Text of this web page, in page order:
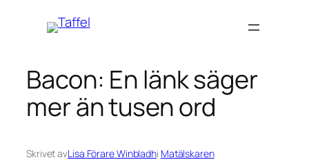
Bacon: En länk säger
mer än tusen ord
Skrivet avLisa Förare Winbladhi Matälskaren